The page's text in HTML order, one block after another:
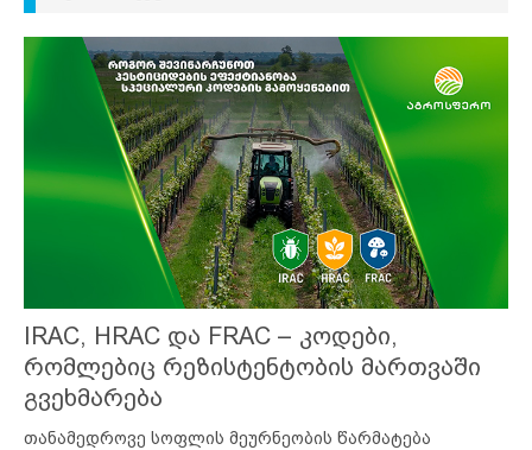
IRAC, HRAC და FRAC – კოდები,
რომლებიც რეზისტენტობის მართვაში
გვეხმარება
თანამედროვე სოფლის მეურნეობის წარმატება